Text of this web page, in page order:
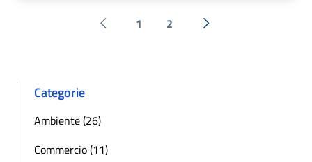
Pagina precedente
1 2 Successiva »
Categorie
Ambiente (26)
Commercio (11)